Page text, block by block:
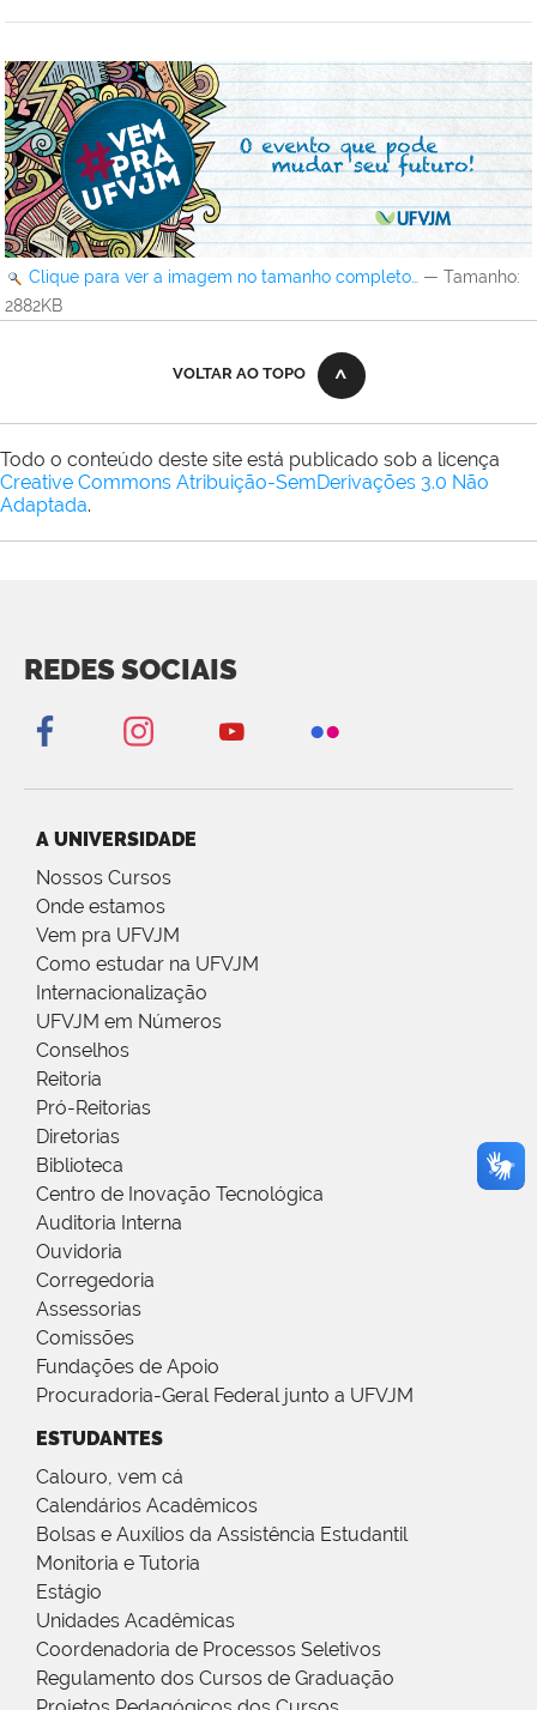
Clique para ver a imagem no tamanho completo… — Tamanho:
2882KB
VOLTAR AO TOPO
Todo o conteúdo deste site está publicado sob a licença
Creative Commons Atribuição-SemDerivações 3.0 Não
Adaptada.
REDES SOCIAIS
A UNIVERSIDADE
Nossos Cursos
Onde estamos
Vem pra UFVJM
Como estudar na UFVJM
Internacionalização
UFVJM em Números
Conselhos
Reitoria
Pró-Reitorias
Diretorias
Biblioteca
Centro de Inovação Tecnológica
Auditoria Interna
Ouvidoria
Corregedoria
Assessorias
Comissões
Fundações de Apoio
Procuradoria-Geral Federal junto a UFVJM
ESTUDANTES
Calouro, vem cá
Calendários Acadêmicos
Bolsas e Auxílios da Assistência Estudantil
Monitoria e Tutoria
Estágio
Unidades Acadêmicas
Coordenadoria de Processos Seletivos
Regulamento dos Cursos de Graduação